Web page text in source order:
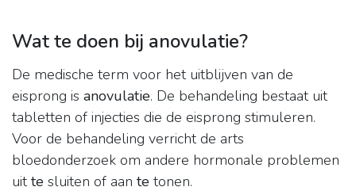
Wat te doen bij anovulatie?
De medische term voor het uitblijven van de
eisprong is anovulatie. De behandeling bestaat uit
tabletten of injecties die de eisprong stimuleren.
Voor de behandeling verricht de arts
bloedonderzoek om andere hormonale problemen
uitte sluiten of aan te tonen.